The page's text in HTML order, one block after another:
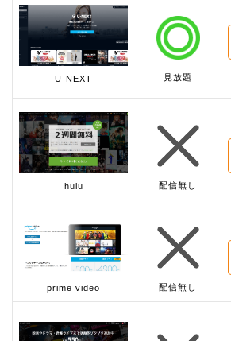
U-NEXT 見放題
hulu 配信無し
prime video 配信無し